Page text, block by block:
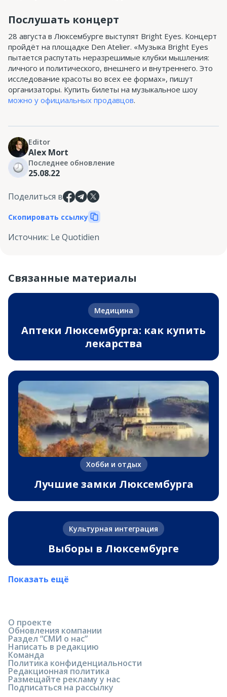
Послушать концерт
28 августа в Люксембурге выступят Bright Eyes. Концерт
пройдёт на площадке Den Atelier. «Музыка Bright Eyes
пытается распутать неразрешимые клубки мышления:
личного и политического, внешнего и внутреннего. Это
исследование красоты во всех ее формах», пишут
организаторы. Купить билеты на музыкальное шоу
можно у официальных продавцов.
Editor
Alex Mort
Последнее обновление
25.08.22
Поделиться в
Скопировать ссылку
Источник: Le Quotidien
Связанные материалы
Медицина
Аптеки Люксембурга: как купить
лекарства
Хобби и отдых
Лучшие замки Люксембурга
Культурная интеграция
Выборы в Люксембурге
Показать ещё
О проекте
Обновления компании
Раздел “СМИ о нас”
Написать в редакцию
Команда
Политика конфиденциальности
Редакционная политика
Размещайте рекламу у нас
Подписаться на рассылку